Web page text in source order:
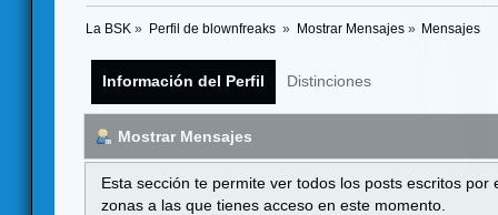
La BSK » Perfil de blownfreaks » Mostrar Mensajes» Mensajes
Información del Perfil Distinciones
Mostrar Mensajes
Esta sección te permite ver todos los posts escritos
zonas a las que tienes acceso en este momento.